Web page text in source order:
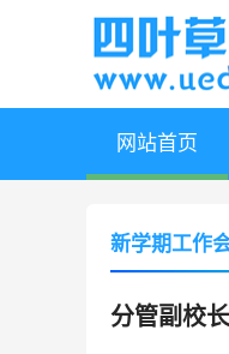
网站首页
新学期工作
分管副校